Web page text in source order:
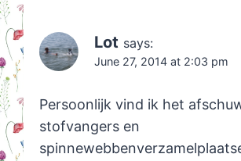
Lot says:
June 27, 2014 at 2:03 pm
Persoonlijk vind ik het
stofvangers en